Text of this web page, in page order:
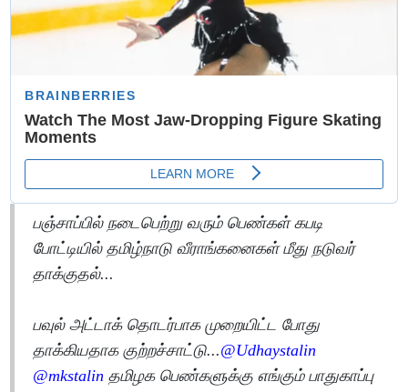
பஞ்சாப்பில் நடைபெற்று வரும் பெண்கள் கபடி
போட்டியில் தமிழ்நாடு வீராங்கனைகள் மீது நடுவர்
தாக்குதல்...
பவுல் அட்டாக் தொடர்பாக முறையிட்ட போது
தாக்கியதாக குற்றச்சாட்டு...@Udhaystalin
@mkstalin தமிழக பெண்களுக்கு எங்கும் பாதுகாப்பு